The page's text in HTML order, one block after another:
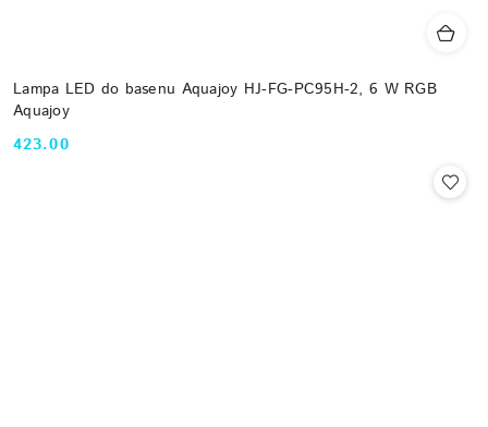
Lampa LED do basenu Aquajoy HJ-FG-PC95H-2, 6 W RGB
Aquajoy
Cena:
423.00